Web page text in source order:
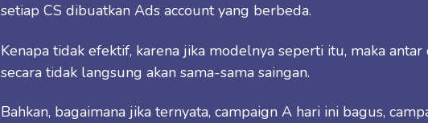
setiap CS dibuatkan Ads account yang berbeda.
Kenapa tidak efektif, karena jika modelnya seperti itu, maka antar
secara tidak langsung akan sama-sama saingan.
Bahkan, bagaimana jika ternyata, campaign A hari ini bagus,